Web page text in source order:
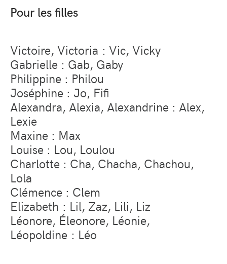
Pour les filles
Victoire, Victoria : Vic, Vicky
Gabrielle : Gab, Gaby
Philippine : Philou
Joséphine : Jo, Fifi
Alexandra, Alexia, Alexandrine : Alex,
Lexie
Maxine : Max
Louise : Lou, Loulou
Charlotte : Cha, Chacha, Chachou,
Lola
Clémence : Clem
Elizabeth : Lil, Zaz, Lili, Liz
Léonore, Éleonore, Léonie,
Léopoldine : Léo